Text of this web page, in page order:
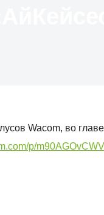
Wacom, во
p/